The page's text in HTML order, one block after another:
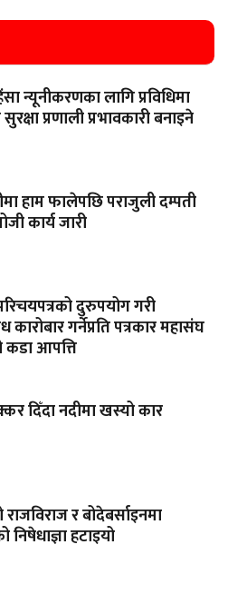
न्यूनीकरणका लागि प्रविधिमा
प्रणाली प्रभावकारी बनाइने
हाम फालेपछि पराजुली दम्पती
कार्य जारी
दुरुपयोग गरी
गर्नेप्रति पत्रकार महासंघ
कडा आपत्ति
दिँदा नदीमा खस्यो कार
र बोदेबर्साइनमा
हटाइयो